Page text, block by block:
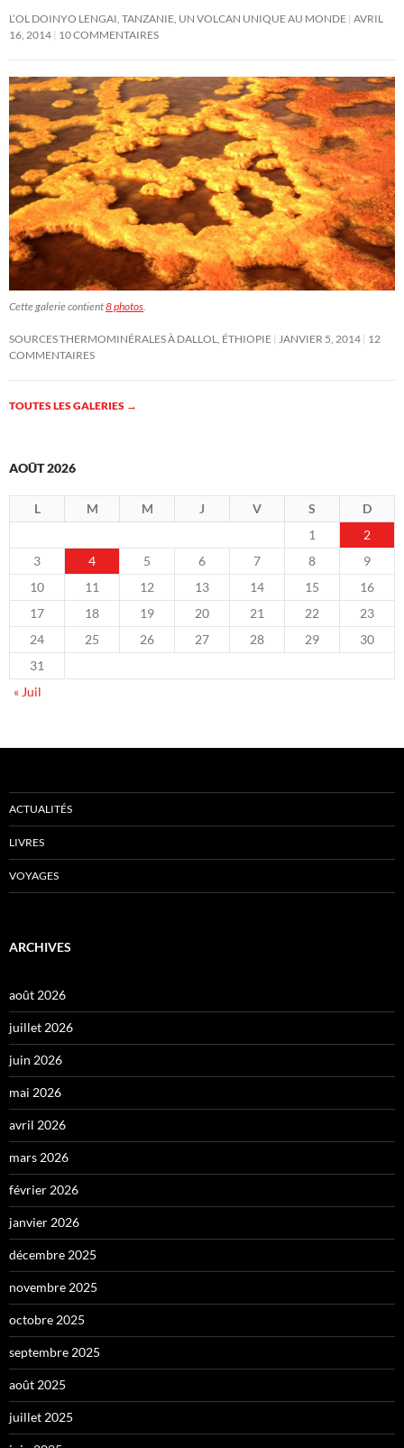
L’OL DOINYO LENGAI, TANZANIE, UN VOLCAN UNIQUE AU MONDE AVRIL
16, 2014 10 COMMENTAIRES
Cette galerie contient8 photos.
SOURCES THERMOMINÉRALES À DALLOL, ÉTHIOPIE JANVIER 5, 2014 12
COMMENTAIRES
TOUTES LES GALERIES →
AOÛT 2026
L M M J V S
D
1
2
3
4 5 6 7 8
9
10
11 12 13 14 15
16
17
18 19 20 21 22
23
24
25 26 27 28 29
30
31
« Juil
ACTUALITÉS
LIVRES
VOYAGES
ARCHIVES
août 2026
juillet 2026
juin 2026
mai 2026
avril 2026
mars 2026
février 2026
janvier 2026
décembre 2025
novembre 2025
octobre 2025
septembre 2025
août 2025
juillet 2025